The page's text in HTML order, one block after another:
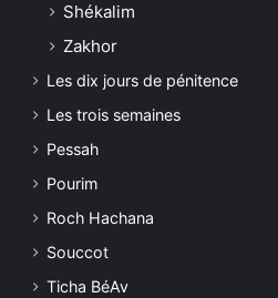
Shékalim
Zakhor
Les dix jours de pénitence
Les trois semaines
Pessah
Pourim
Roch Hachana
Souccot
Ticha BéAv